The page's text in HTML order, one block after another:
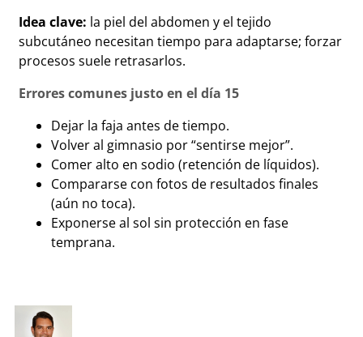
Idea clave: la piel del abdomen y el tejido
subcutáneo necesitan tiempo para adaptarse; forzar
procesos suele retrasarlos.
Errores comunes justo en el día 15
Dejar la faja antes de tiempo.
Volver al gimnasio por “sentirse mejor”.
Comer alto en sodio (retención de líquidos).
Compararse con fotos de resultados finales
(aún no toca).
Exponerse al sol sin protección en fase
temprana.